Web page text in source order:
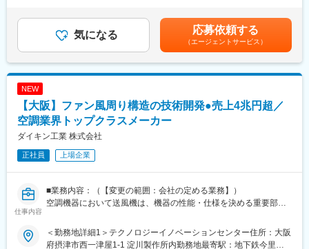
■キャリアパス：
一般的には、圧縮機設計部の中で上位職に昇格していきます。設
変更の範囲：会社の定める業務
（要素検討～量産までの幅広いフェーズ）
・要求仕様立案
・要素検討（立案／計画～実行まで）
・要望をもとに要件を分析し、仕様を策定します。
・要求仕様に基づき、提案内容のプランニングを行います。
・外部企業との交渉や調整を行います。
■取扱製品：
■新規事業について：
し、産業、ヘルスケア、文教領域などに幅広く事業を拡大してい
ます。
でも目安の金額であり、選考を通じて上下する可能性がありま
す。月給(月額)は固定手当を含めた表記です。
気になる 応募依頼する
（エージェントサービス）
NEW
【大阪】ファン風周り構造の技術開発●売上4兆円超／
空調業界トップクラスメーカー
ダイキン工業 株式会社
正社員 上場企業
仕事内容
■業務内容：（【変更の範囲：会社の定める業務】）
空調機器において送風機は、機器の性能・仕様を決める重要部
空調、換気システム等、当社が開発している様々なシステムのさ
らなる省エネ性向上や、低騒音化への取り組みなどを担っていた
＜勤務地詳細1＞テクノロジーイノベーションセンター住所：大阪
府摂津市西一津屋1-1 淀川製作所内勤務地最寄駅：地下鉄今里筋